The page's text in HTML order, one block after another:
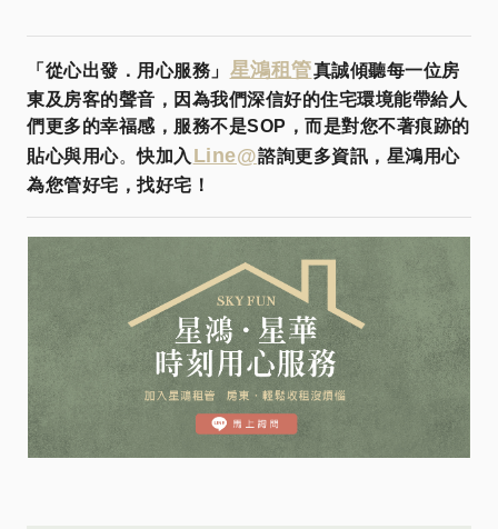
「從心出發．用心服務」 星鴻租管真誠傾聽每一位房
東及房客的聲音，因為我們深信好的住宅環境能帶給人
們更多的幸福感，服務不是SOP，而是對您不著痕跡的
貼心與用心。快加入 Line@諮詢更多資訊，星鴻用心
為您管好宅，找好宅！